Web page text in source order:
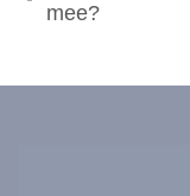
mee?